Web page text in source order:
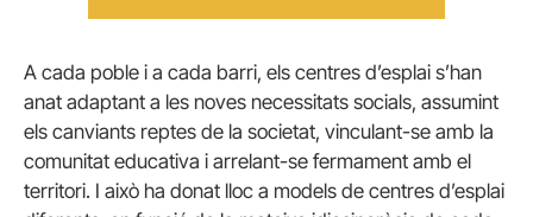
A cada poble i a cada barri, els centres d’esplai s’han
anat adaptant a les noves necessitats socials, assumint
els canviants reptes de la societat, vinculant-se amb la
comunitat educativa i arrelant-se fermament amb el
territori. I això ha donat lloc a models de centres d’esplai